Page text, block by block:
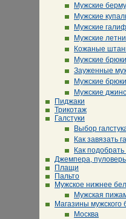
Мужские
Мужские
Мужские
Мужские
Кожаные
Мужские
Зауженные
Мужские
Мужские
Пиджаки
Трикотаж
Галстуки
Выбор
Как завязать
Как подобрать
Джемпера,
Плащи
Пальто
Мужское нижнее
Мужская
Магазины мужского
Москва